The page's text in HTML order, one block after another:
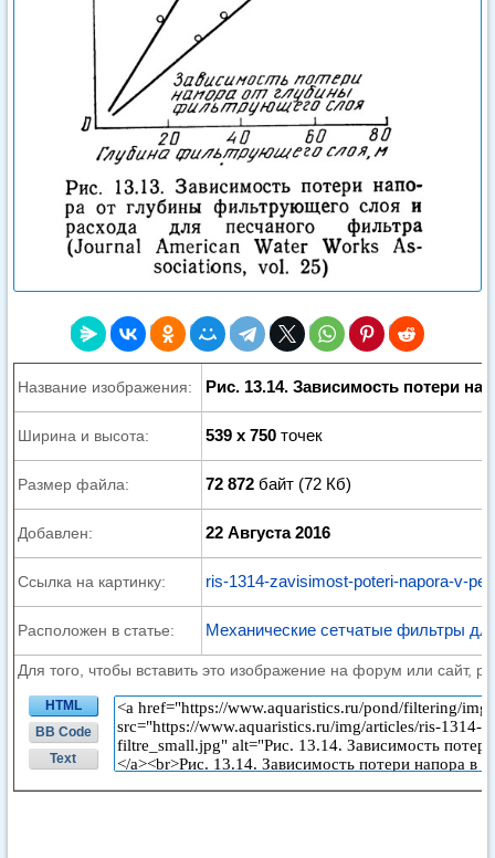
Название изображения: Рис. 13.14. Зависимость потери
Ширина и высота: 539 x 750 точек
Размер файла: 72 872 байт (72 Кб)
Добавлен: 22 Августа 2016
Ссылка на картинку: ris-1314-zavisimost-poteri-napora-v-
Расположен в статье: Механические сетчатые фильтры
Для того, чтобы вставить это изображение на форум или сайт,
HTML
BB Code
Text